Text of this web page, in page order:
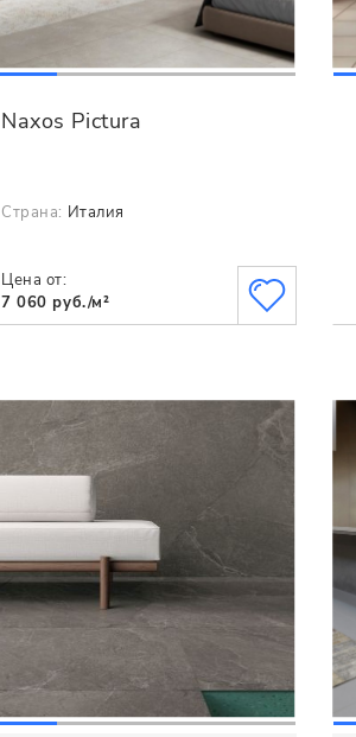
Naxos Pictura
Страна: Италия
Цена от:
7 060 руб./м²